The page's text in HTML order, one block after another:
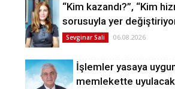
“Kim kazandı?”, “Kim
sorusuyla yer
Sevginar Sali 06.08.2026
İşlemler yasaya
memlekette